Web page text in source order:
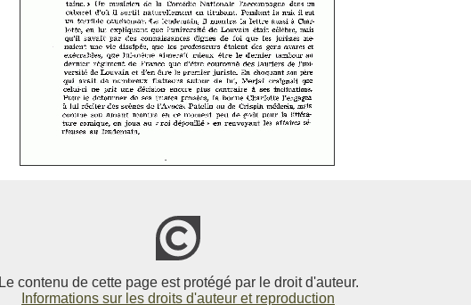
Le contenu de cette page est protégé par le droit d'auteur.
Informations sur les droits d'auteur et reproduction